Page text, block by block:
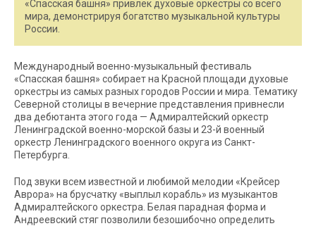
«Спасская башня» привлек духовые оркестры со всего
мира, демонстрируя богатство музыкальной культуры
России.
Международный военно-музыкальный фестиваль
«Спасская башня» собирает на Красной площади духовые
оркестры из самых разных городов России и мира. Тематику
Северной столицы в вечерние представления привнесли
два дебютанта этого года — Адмиралтейский оркестр
Ленинградской военно-морской базы и 23-й военный
оркестр Ленинградского военного округа из Санкт-
Петербурга.
Под звуки всем известной и любимой мелодии «Крейсер
Аврора» на брусчатку «выплыл корабль» из музыкантов
Адмиралтейского оркестра. Белая парадная форма и
Андреевский стяг позволили безошибочно определить